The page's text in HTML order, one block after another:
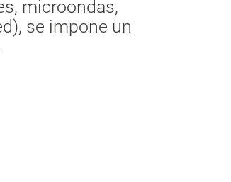
microondas,
se impone un